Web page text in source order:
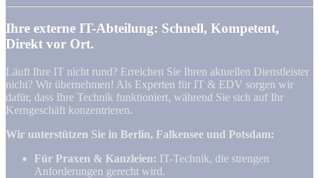
Ihre externe IT-Abteilung: Schnell, Kompetent,
Direkt vor Ort.
Läuft Ihre IT nicht rund? Erreichen Sie Ihren aktuellen Dienstleister
nicht? Wir übernehmen! Als Experten für IT & EDV sorgen wir
dafür, dass Ihre Technik funktioniert, während Sie sich auf Ihr
Kerngeschäft konzentrieren.
Wir unterstützen Sie in Berlin, Falkensee und Potsdam:
Für Praxen & Kanzleien: IT-Technik, die strengen
Anforderungen gerecht wird.